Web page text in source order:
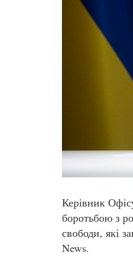
Керівник
боротьбою з
свободи, які
News.